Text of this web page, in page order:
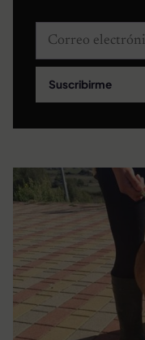
Correo electrónico
Suscribirme